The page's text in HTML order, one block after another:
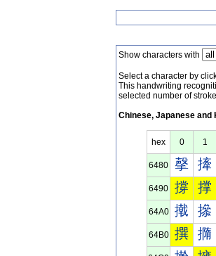
Show characters with
Select a character by
This handwriting
selected number of
Chinese, Japanese and
hex 0 1
6480 撀 撁
6490 撐 撑
64A0 撠 撡
64B0 撰 撱